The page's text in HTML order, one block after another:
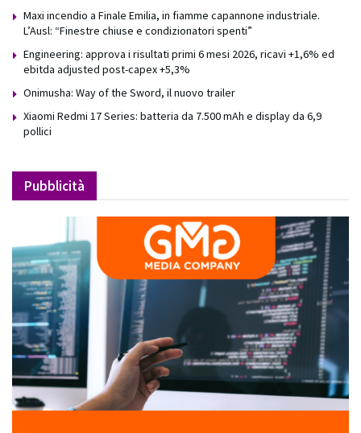
Maxi incendio a Finale Emilia, in fiamme capannone industriale.
L’Ausl: “Finestre chiuse e condizionatori spenti”
Engineering: approva i risultati primi 6 mesi 2026, ricavi +1,6% ed
ebitda adjusted post-capex +5,3%
Onimusha: Way of the Sword, il nuovo trailer
Xiaomi Redmi 17 Series: batteria da 7.500 mAh e display da 6,9
pollici
Pubblicità